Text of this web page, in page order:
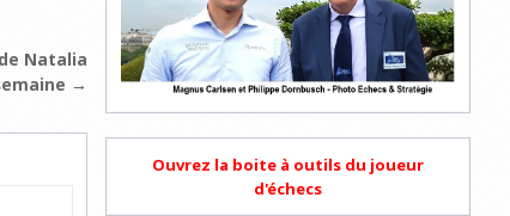
Natalia
→
Ouvrez la boite à outils du joueur
d'échecs